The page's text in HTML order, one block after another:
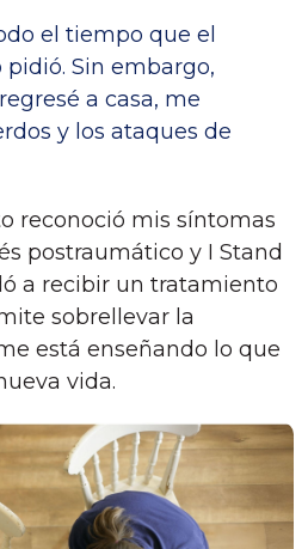
el tiempo que el
Sin embargo,
a casa, me
y los ataques de
reconoció mis síntomas
postraumático y I Stand
a recibir un tratamiento
sobrellevar la
está enseñando lo que
vida.